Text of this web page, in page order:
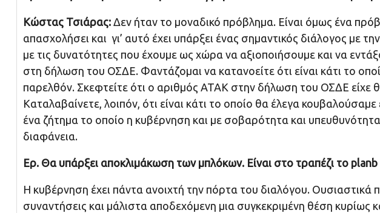
Κώστας Τσιάρας: Δεν ήταν το μοναδικό πρόβλημα. Είναι όμως ένα
απασχολήσει και γι’ αυτό έχει υπάρξει ένας σημαντικός διάλογος με
με τις δυνατότητες που έχουμε ως χώρα να αξιοποιήσουμε και να
στη δήλωση του ΟΣΔΕ. Φαντάζομαι να κατανοείτε ότι είναι κάτι το
παρελθόν. Σκεφτείτε ότι ο αριθμός ΑΤΑΚ στην δήλωση του ΟΣΔΕ είχε
Καταλαβαίνετε, λοιπόν, ότι είναι κάτι το οποίο θα έλεγα
ένα ζήτημα το οποίο η κυβέρνηση και με σοβαρότητα και
διαφάνεια.
Ερ. Θα υπάρξει αποκλιμάκωση των μπλόκων. Είναι στο τραπέζι το planb
Η κυβέρνηση έχει πάντα ανοιχτή την πόρτα του διαλόγου. Ουσιαστικά
συναντήσεις και μάλιστα αποδεχόμενη μια συγκεκριμένη θέση